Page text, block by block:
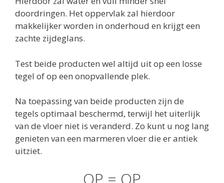
doordringen. Het oppervlak zal hierdoor
makkelijker worden in onderhoud en krijgt een
zachte zijdeglans.
Test beide producten wel altijd uit op een losse
tegel of op een onopvallende plek.
Na toepassing van beide producten zijn de
tegels optimaal beschermd, terwijl het uiterlijk
van de vloer niet is veranderd. Zo kunt u nog lang
genieten van een marmeren vloer die er antiek
uitziet.
OP = OP